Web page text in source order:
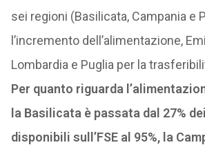
sei regioni (Basilicata, Campania e
l’incremento dell’alimentazione,
Lombardia e Puglia per la
Per quanto riguarda
la Basilicata è passata dal 27%
disponibili sull’FSE al 95%, la